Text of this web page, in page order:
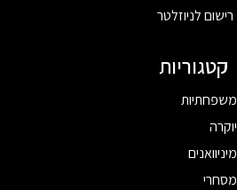
רישום לניוזלטר
קטגוריות
משפחתיות
יוקרה
מיניוואנים
מסחרי